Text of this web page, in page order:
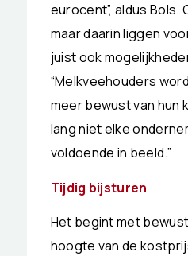
eurocent”, aldus Bols.
maar daarin liggen
juist ook
“Melkveehouders
meer bewust van hun
lang niet elke
voldoende in beeld.”
Tijdig bijsturen
Het begint met
hoogte van de